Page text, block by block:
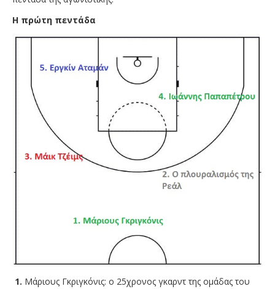
Η πρώτη πεντάδα
1. Μάριους Γκριγκόνις: ο 25χρονος γκαρντ της ομάδας του